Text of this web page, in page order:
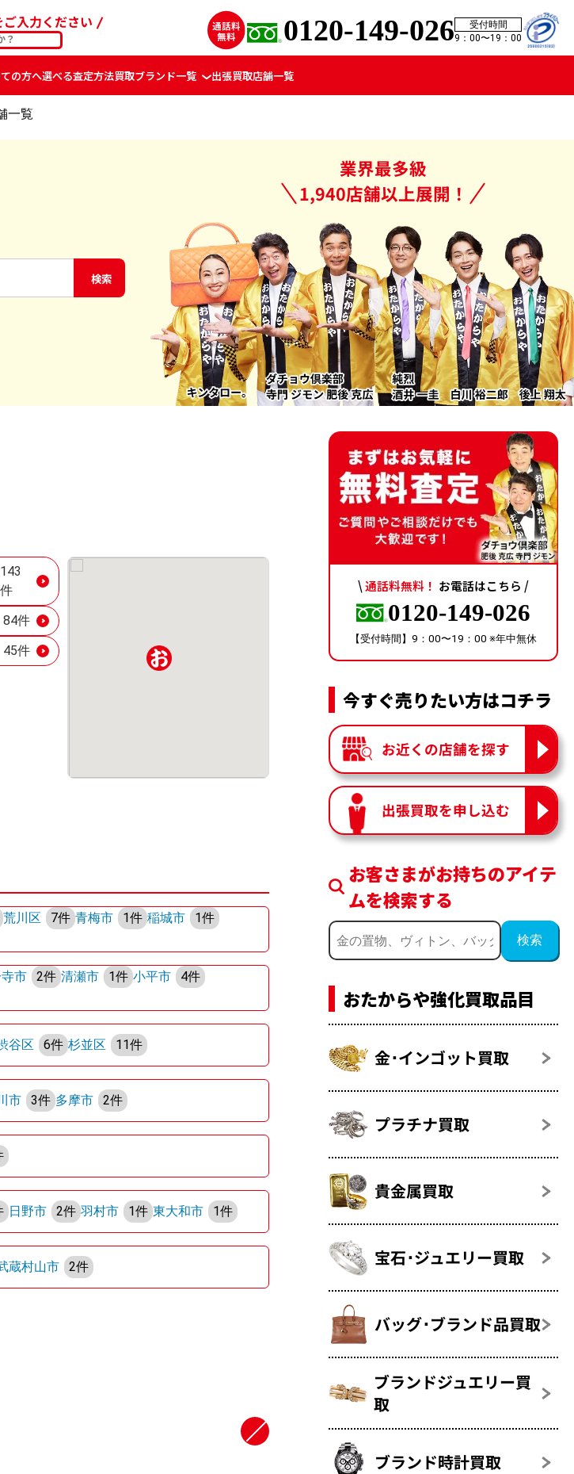
入力ください 0120-149-026
受付時間
9：00〜19：00
の方へ選べる査定方法買取ブランド一覧 出張買取店舗一覧
一覧
検索
業界最多級
1,940店舗以上展開！
143
件
84件
45件
荒川区 7件 青梅市 1件 稲城市
1件
市 2件 清瀬市 1件 小平市
4件
谷区 6件 杉並区 11件
市 3件 多摩市 2件
日野市 2件 羽村市 1件 東大和市 1件
蔵村山市 2件
\通話料無料！ お電話はこちら /
0120-149-026
【受付時間】9：00〜19：00 ※年中無休
今すぐ売りたい方はコチラ
お近くの店舗を探す
出張買取を申し込む
お客さまがお持ちのアイテ
ムを検索する
おたからや強化買取品目
金･インゴット買取
プラチナ買取
貴金属買取
宝石･ジュエリー買取
バッグ･ブランド品買取
ブランドジュエリー買
取
ブランド時計買取